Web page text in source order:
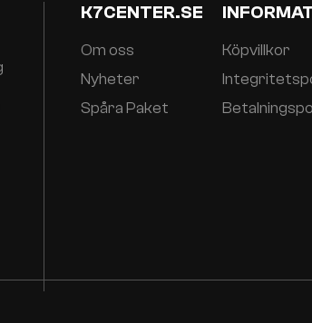
K7CENTER.SE
Om oss
Nyheter
Spåra Paket
Köpvillkor